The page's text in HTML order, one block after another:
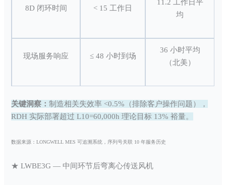
8D 闭环时间 < 15 工作日
11.2 工作日平
均
现场服务响应 ≤ 48 小时到场
36 小时平均
（北美）
关键洞察：制造相关失效率 <0.5%（排除客户操作问题），
RDH 实际部署超过 L10=60,000h 理论目标 13% 裕量。
数据来源：LONGWELL MES 可追溯系统，序列号关联 10 年服务历史
★ LWBE3G — 中间环节后弯离心传送风机